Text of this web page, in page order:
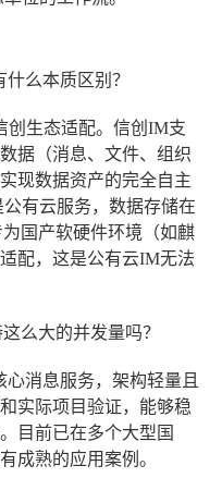
么本质区别？
创生态适配。信创IM支
据（消息、文件、组织
现数据资产的完全自主
有云服务，数据存储在
国产软硬件环境（如麒
配，这是公有云IM无法
么大的并发量吗？
消息服务，架构轻量且
实际项目验证，能够稳
目前已在多个大型国
成熟的应用案例。